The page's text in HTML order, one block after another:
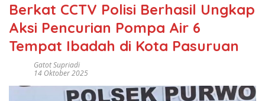
Berkat CCTV Polisi Berhasil Ungkap
Aksi Pencurian Pompa Air 6
Tempat Ibadah di Kota Pasuruan
Gatot Supriadi
14 Oktober 2025